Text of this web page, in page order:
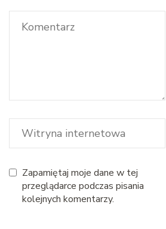
Zapamiętaj moje dane w tej
przeglądarce podczas pisania
kolejnych komentarzy.